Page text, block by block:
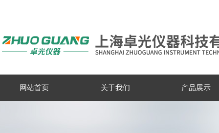
网站首页 关于我们 产品展示